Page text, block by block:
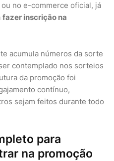
no e-commerce oficial, já
fazer inscrição na
acumula números da sorte
contemplado nos sorteios
da promoção foi
contínuo,
sejam feitos durante todo
para
na promoção